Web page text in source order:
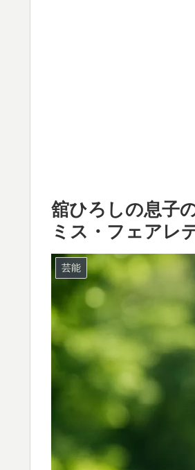
舘ひろしの息子
ミス・フェアレ
芸能